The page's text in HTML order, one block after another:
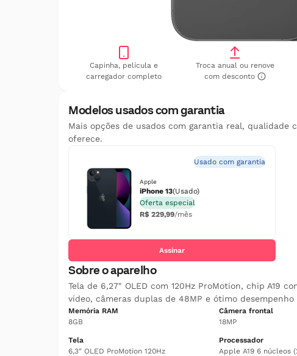
Capinha, película e
carregador completo
Troca anual ou renove
com desconto
Modelos usados com garantia
Mais opções de usados com garantia real,
oferece.
Usado com garantia
Apple
iPhone 13(Usado)
Oferta especial
R$ 229,99/mês
Assinar
Sobre o aparelho
Tela de 6,27″ OLED com 120Hz ProMotion, chip A19
vídeo, câmeras duplas de 48MP e ótimo
Memória RAM
8GB
Câmera frontal
18MP
Tela
6,3″ OLED ProMotion 120Hz
Processador
Apple A19 6 núcleos